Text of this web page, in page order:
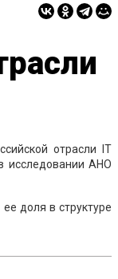
отрасли IT
исследовании АНО
доля в структуре